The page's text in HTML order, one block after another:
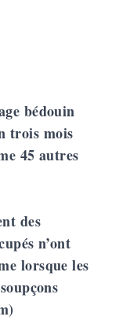
bédouin
trois mois
45 autres
des
n’ont
lorsque les